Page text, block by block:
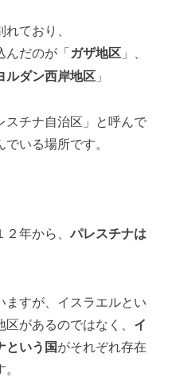
ており、
だのが「 ガザ地区 」、
ルダン西岸地区 」
スチナ自治区」と呼んで
いる場所です。
２年から、パレスチナは
ますが、イスラエルとい
があるのではなく、 イ
という国がそれぞれ存在